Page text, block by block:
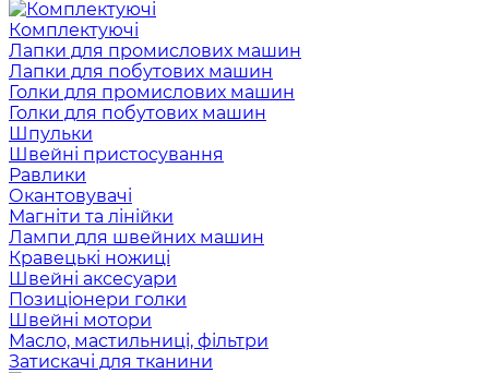
Комплектуючі
Лапки для промислових машин
Лапки для побутових машин
Голки для промислових машин
Голки для побутових машин
Шпульки
Швейні пристосування
Равлики
Окантовувачі
Магніти та лінійки
Лампи для швейних машин
Кравецькі ножиці
Швейні аксесуари
Позиціонери голки
Швейні мотори
Масло, мастильниці, фільтри
Затискачі для тканини